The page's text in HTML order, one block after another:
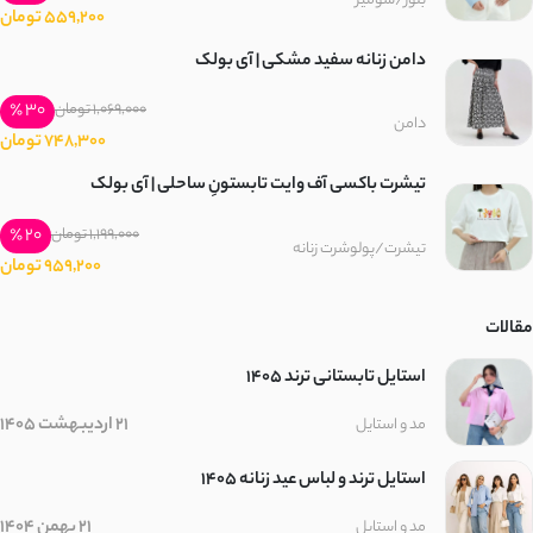
پنبه دورس سه نخ
پنبه دورس تو کرک
تریکو
کتیبه
پولکی
559,200 تومان
دامن زنانه سفید مشکی | آی بولک
دامن
1,069,000 تومان
30 ٪
748,300 تومان
تیشرت باکسی آف وایت تابستونِ ساحلی | آی بولک
تیشرت/پولوشرت زنانه
1,199,000 تومان
20 ٪
959,200 تومان
مقالات
استایل تابستانی ترند ۱۴۰۵
مد و استایل
21 اردیبهشت 1405
استایل ترند و لباس عید زنانه 1405